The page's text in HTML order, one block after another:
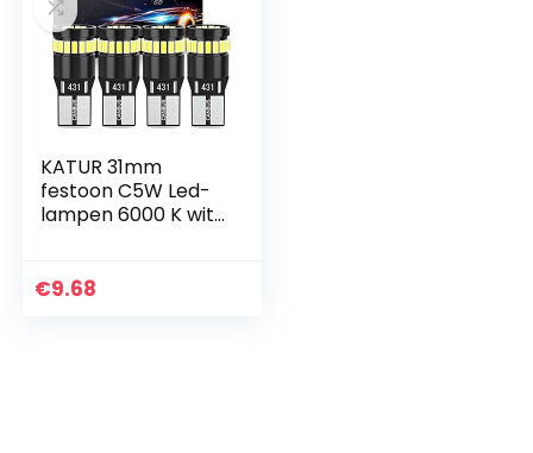
KATUR 31mm
festoon C5W Led-
lampen 6000 K wit
foutloos voor 3175
€9.68